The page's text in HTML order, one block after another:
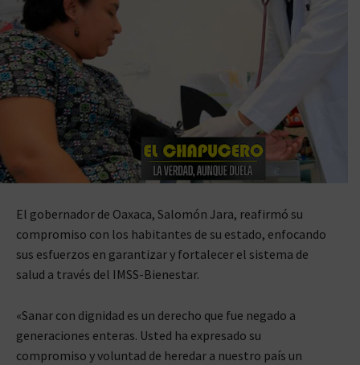
El gobernador de Oaxaca, Salomón Jara, reafirmó su
compromiso con los habitantes de su estado, enfocando
sus esfuerzos en garantizar y fortalecer el sistema de
salud a través del IMSS-Bienestar.
«Sanar con dignidad es un derecho que fue negado a
generaciones enteras. Usted ha expresado su
compromiso y voluntad de heredar a nuestro país un